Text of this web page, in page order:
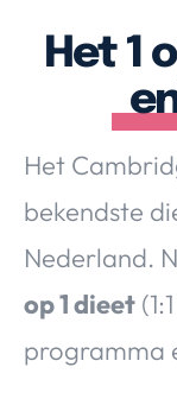
Food & Drinks
Het 1
Het
bekendste
Nederland.
op 1 dieet
programma